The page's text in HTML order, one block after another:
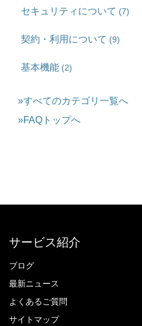
セキュリティについて (7)
契約・利用について (9)
基本機能 (2)
»すべてのカテゴリ一覧へ
»FAQトップへ
サービス紹介
ブログ
最新ニュース
よくあるご質問
サイトマップ